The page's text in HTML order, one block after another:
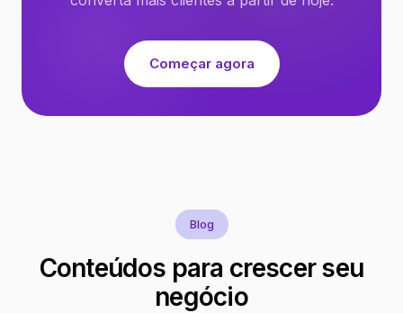
Começar agora
Blog
Conteúdos para crescer seu
negócio